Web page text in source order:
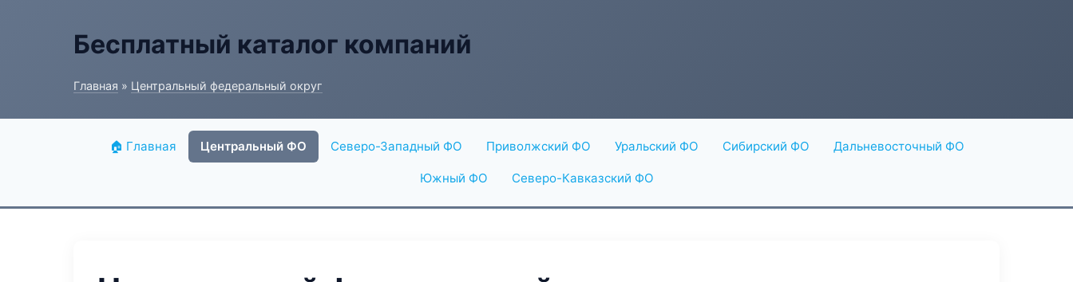
Бесплатный каталог компаний
Главная » Центральный федеральный округ
🏠 Главная Центральный ФО Северо-Западный ФО Приволжский ФО Уральский ФО Сибирский ФО Дальневосточный ФО
Южный ФО Северо-Кавказский ФО